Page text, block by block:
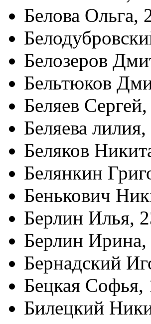
Белова Ольга,
Белозеров
Бельтюков
Беляев
Беляева
Беляков
Белянкин
Бенькович
Берлин Илья,
Берлин
Бернадский
Бецкая
Билецкий